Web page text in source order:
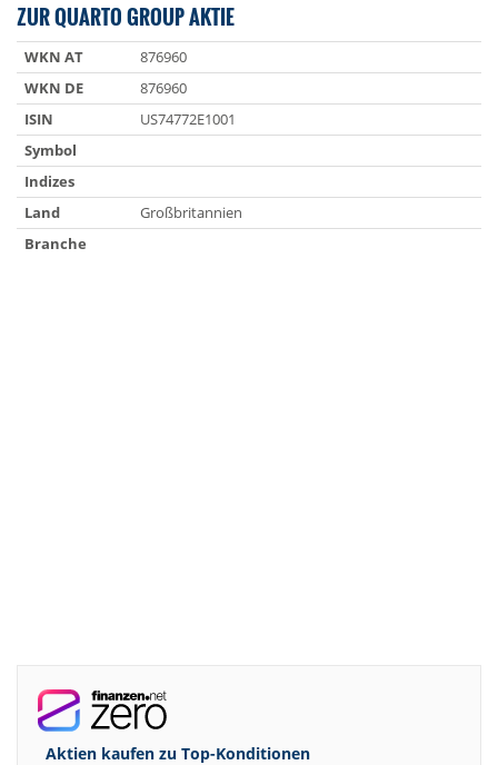
ZUR QUARTO GROUP AKTIE
WKN AT
876960
WKN DE
876960
ISIN
US74772E1001
Symbol
Indizes
Land
Großbritannien
Branche
Aktien kaufen zu Top-Konditionen